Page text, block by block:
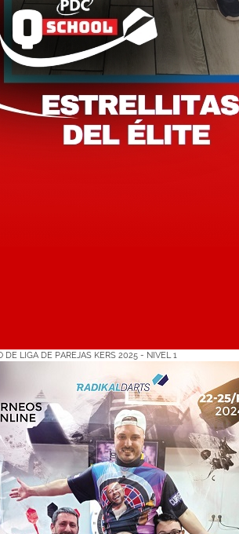
DE LIGA DE PAREJAS KERS 2025 - NIVEL 1